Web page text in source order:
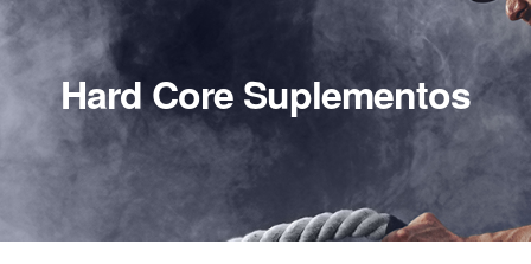
Hard Core Suplementos